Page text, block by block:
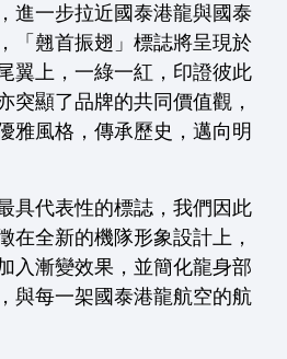
進一步拉近國泰港龍與國泰
「翹首振翅」標誌將呈現於
翼上，一綠一紅，印證彼此
突顯了品牌的共同價值觀，
雅風格，傳承歷史，邁向明
具代表性的標誌，我們因此
在全新的機隊形象設計上，
入漸變效果，並簡化龍身部
與每一架國泰港龍航空的航